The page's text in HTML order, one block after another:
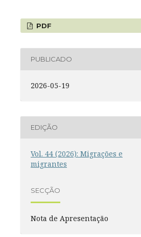
PDF
PUBLICADO
2026-05-19
EDIÇÃO
Vol. 44 (2026): Migrações e
migrantes
SECÇÃO
Nota de Apresentação